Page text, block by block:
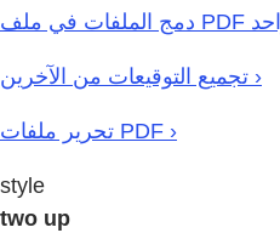
تجميع التوقيعات من الآخرين ›
تحرير ملفات PDF ›
style
two up